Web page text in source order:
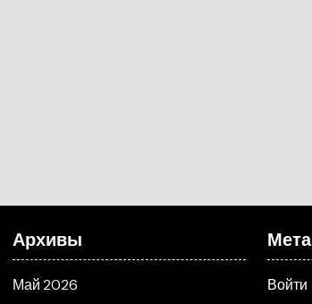
Архивы
Май 2026
Мета
Войти